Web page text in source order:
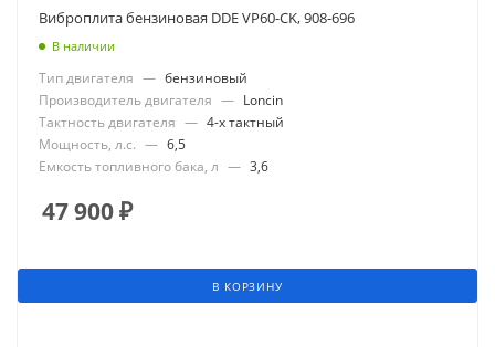
Виброплита бензиновая DDE VP60-СK, 908-696
В наличии
Тип двигателя — бензиновый
Производитель двигателя — Loncin
Тактность двигателя — 4-х тактный
Мощность, л.с. — 6,5
Емкость топливного бака, л — 3,6
47 900₽
В КОРЗИНУ